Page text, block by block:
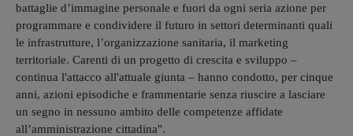
battaglie d’immagine personale e fuori da ogni seria azione per
programmare e condividere il futuro in settori determinanti quali
le infrastrutture, l’organizzazione sanitaria, il marketing
territoriale. Carenti di un progetto di crescita e sviluppo –
continua l'attacco all'attuale giunta – hanno condotto, per cinque
anni, azioni episodiche e frammentarie senza riuscire a lasciare
un segno in nessuno ambito delle competenze affidate
all’amministrazione cittadina".